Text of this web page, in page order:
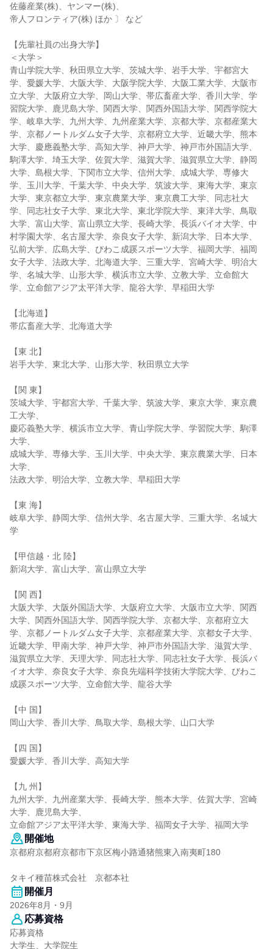
佐藤産業(株)、ヤンマー(株)、
帝人フロンティア(株) ほか 〕 など
【先輩社員の出身大学】
＜大学＞
青山学院大学、秋田県立大学、茨城大学、岩手大学、宇都宮大
学、愛媛大学、大阪大学、大阪学院大学、大阪工業大学、大阪市
立大学、大阪府立大学、岡山大学、帯広畜産大学、香川大学、学
習院大学、鹿児島大学、関西大学、関西外国語大学、関西学院大
学、岐阜大学、九州大学、九州産業大学、京都大学、京都産業大
学、京都ノートルダム女子大学、京都府立大学、近畿大学、熊本
大学、慶應義塾大学、高知大学、神戸大学、神戸市外国語大学、
駒澤大学、埼玉大学、佐賀大学、滋賀大学、滋賀県立大学、静岡
大学、島根大学、下関市立大学、信州大学、成城大学、専修大
学、玉川大学、千葉大学、中央大学、筑波大学、東海大学、東京
大学、東京都立大学、東京農業大学、東京農工大学、同志社大
学、同志社女子大学、東北大学、東北学院大学、東洋大学、鳥取
大学、富山大学、富山県立大学、長崎大学、長浜バイオ大学、中
村学園大学、名古屋大学、奈良女子大学、新潟大学、日本大学、
弘前大学、広島大学、びわこ成蹊スポーツ大学、福岡大学、福岡
女子大学、法政大学、北海道大学、三重大学、宮崎大学、明治大
学、名城大学、山形大学、横浜市立大学、立教大学、立命館大
学、立命館アジア太平洋大学、龍谷大学、早稲田大学
【北海道】
帯広畜産大学、北海道大学
【東 北】
岩手大学、東北大学、山形大学、秋田県立大学
【関 東】
茨城大学、宇都宮大学、千葉大学、筑波大学、東京大学、東京農
工大学、
慶応義塾大学、横浜市立大学、青山学院大学、学習院大学、駒澤
大学、
成城大学、専修大学、玉川大学、中央大学、東京農業大学、日本
大学、
法政大学、明治大学、立教大学、早稲田大学
【東 海】
岐阜大学、静岡大学、信州大学、名古屋大学、三重大学、名城大
学
【甲信越・北 陸】
新潟大学、富山大学、富山県立大学
【関 西】
大阪大学、大阪外国語大学、大阪府立大学、大阪市立大学、関西
大学、関西外国語大学、関西学院大学、京都大学、京都府立大
学、京都ノートルダム女子大学、京都産業大学、京都女子大学、
近畿大学、甲南大学、神戸大学、神戸市外国語大学、滋賀大学、
滋賀県立大学、天理大学、同志社大学、同志社女子大学、長浜バ
イオ大学、奈良女子大学、奈良先端科学技術大学院大学、びわこ
成蹊スポーツ大学、立命館大学、龍谷大学
【中 国】
岡山大学、香川大学、鳥取大学、島根大学、山口大学
【四 国】
愛媛大学、香川大学、高知大学
【九 州】
九州大学、九州産業大学、長崎大学、熊本大学、佐賀大学、宮崎
大学、鹿児島大学、
立命館アジア太平洋大学、東海大学、福岡女子大学、福岡大学
開催地
京都府京都府京都市下京区梅小路通猪熊東入南夷町180
タキイ種苗株式会社 京都本社
開催月
2026年8月・9月
応募資格
応募資格
大学生、大学院生